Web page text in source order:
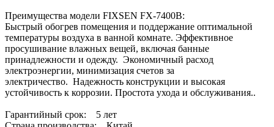
Преимущества модели FIXSEN FX-7400B:
Быстрый обогрев помещения и поддержание оптимальной
температуры воздуха в ванной комнате. Эффективное
просушивание влажных вещей, включая банные
принадлежности и одежду. Экономичный расход
электроэнергии, минимизация счетов за
электричество. Надежность конструкции и высокая
устойчивость к коррозии. Простота ухода и обслуживания..
Гарантийный срок: 5 лет